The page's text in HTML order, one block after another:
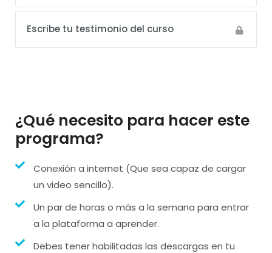
Escribe tu testimonio del curso
¿Qué necesito para hacer este
programa?
Conexión a internet (Que sea capaz de cargar
un video sencillo).
Un par de horas o más a la semana para entrar
a la plataforma a aprender.
Debes tener habilitadas las descargas en tu